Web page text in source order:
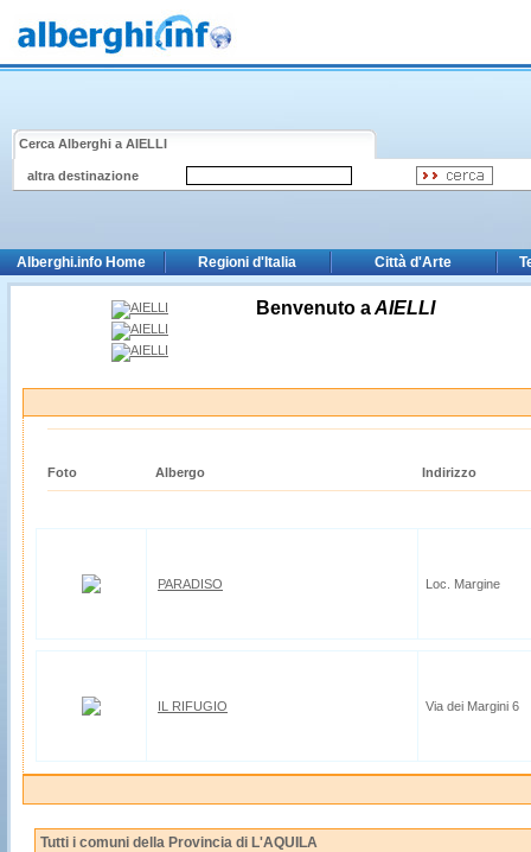
Cerca Alberghi a AIELLI
altra destinazione
Alberghi.info Home Regioni d'Italia Città d'Arte
Benvenuto a AIELLI
Foto Albergo Indirizzo
PARADISO Loc. Margine
IL RIFUGIO Via dei Margini 6
Tutti i comuni della Provincia di L'AQUILA